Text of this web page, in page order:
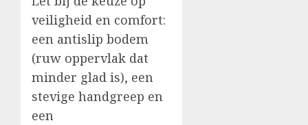
veiligheid en comfort:
een antislip bodem
(ruw oppervlak dat
minder glad is), een
stevige handgreep en
een